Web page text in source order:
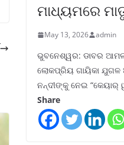
ମାଧ୍ୟମରେ
May 13, 2026 admin
ଭୁବନେଶ୍ୱର: ଡାବର
ଲୋକପ୍ରିୟ ଗାୟିକା ଯୁଗଳ
ନନ୍ଦୀଙ୍କୁ ନେଇ “କେୟାର୍
Share